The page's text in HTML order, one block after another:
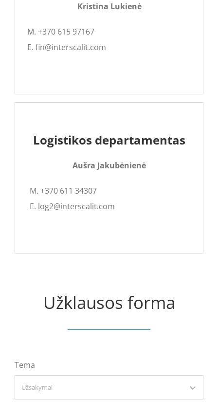
Kristina Lukienė
M. +370 615 97167
E. fin@interscalit.com
Logistikos departamentas
Aušra Jakubėnienė
M. +370 611 34307
E. log2@interscalit.com
Užklausos forma
Tema